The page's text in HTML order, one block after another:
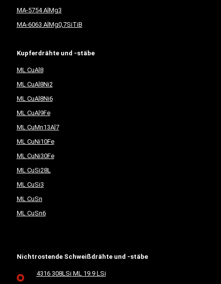
MA-5754 AlMg3
MA-6063 AlMg0,7SiTiB
Kupferdrähte und -stäbe
ML CuAl8
ML CuAl8Ni2
ML CuAl8Ni6
ML CuAl9Fe
ML CuMn13Al7
ML CuNi10Fe
ML CuNi30Fe
ML CuSi28L
ML CuSi3
ML CuSn
ML CuSn6
Nichtrostende Schweißdrähte und -stäbe
4316 308LSi ML 19.9 LSi